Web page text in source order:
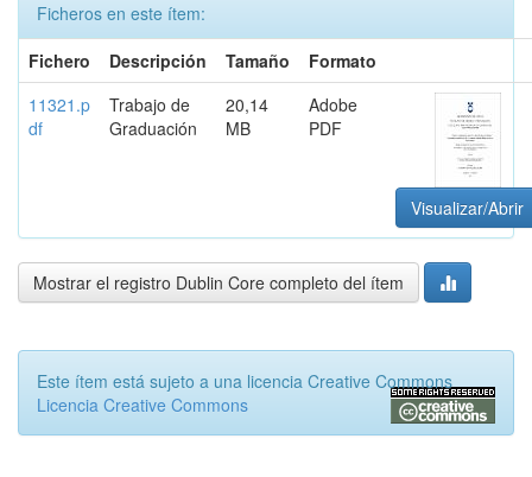
Ficheros en este ítem:
Fichero
Descripción Tamaño
Formato
11321.p
df
Trabajo de
Graduación
20,14
MB
Adobe
PDF
Visualizar/Abrir
Mostrar el registro Dublin Core completo del ítem
Este ítem está sujeto a una licencia Creative Commons
Licencia Creative Commons